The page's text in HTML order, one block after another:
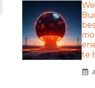
te